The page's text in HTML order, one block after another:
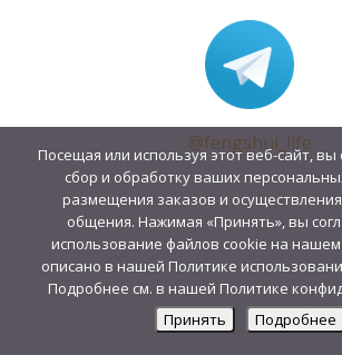
@fengshui_life
Посещая или используя этот веб-сайт, вы
сбор и обработку ваших
размещения заказов и
общения. Нажимая «Принять», вы
использование файлов cookie на нашем
описано в нашей Политике
Подробнее см. в нашей Политике
Принять
Подробнее